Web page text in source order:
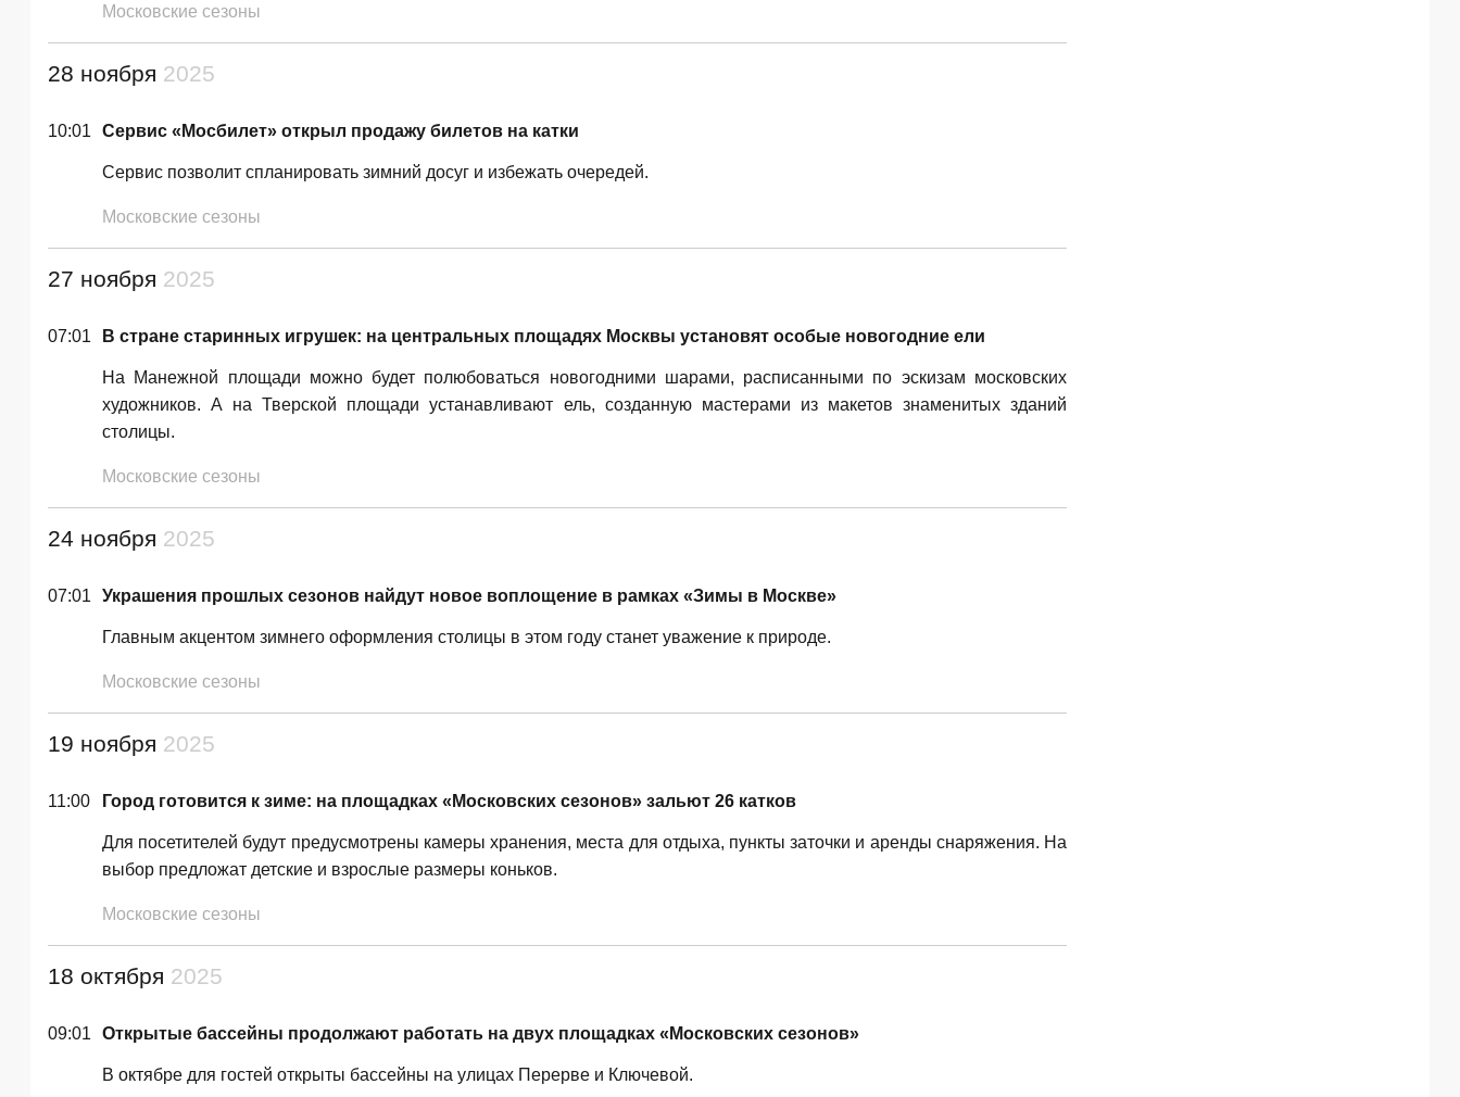
Московские сезоны
28 ноября 2025
10:01 Сервис «Мосбилет» открыл продажу билетов на катки
Сервис позволит спланировать зимний досуг и избежать очередей.
Московские сезоны
27 ноября 2025
07:01 В стране старинных игрушек: на центральных площадях Москвы установят особые новогодние ели
На Манежной площади можно будет полюбоваться новогодними шарами, расписанными по эскизам московских
художников. А на Тверской площади устанавливают ель, созданную мастерами из макетов знаменитых зданий
столицы.
Московские сезоны
24 ноября 2025
07:01 Украшения прошлых сезонов найдут новое воплощение в рамках «Зимы в Москве»
Главным акцентом зимнего оформления столицы в этом году станет уважение к природе.
Московские сезоны
19 ноября 2025
11:00 Город готовится к зиме: на площадках «Московских сезонов» зальют 26 катков
Для посетителей будут предусмотрены камеры хранения, места для отдыха, пункты заточки и аренды снаряжения. На
выбор предложат детские и взрослые размеры коньков.
Московские сезоны
18 октября 2025
09:01 Открытые бассейны продолжают работать на двух площадках «Московских сезонов»
В октябре для гостей открыты бассейны на улицах Перерве и Ключевой.